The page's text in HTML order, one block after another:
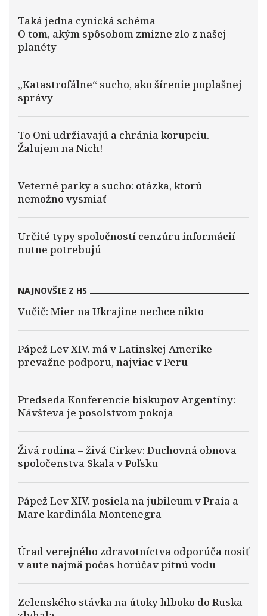
Taká jedna cynická schéma
O tom, akým spôsobom zmizne zlo z našej
planéty
„Katastrofálne“ sucho, ako šírenie poplašnej
správy
To Oni udržiavajú a chránia korupciu.
Žalujem na Nich!
Veterné parky a sucho: otázka, ktorú
nemožno vysmiať
Určité typy spoločností cenzúru informácií
nutne potrebujú
NAJNOVŠIE Z HS
Vučič: Mier na Ukrajine nechce nikto
Pápež Lev XIV. má v Latinskej Amerike
prevažne podporu, najviac v Peru
Predseda Konferencie biskupov Argentíny:
Návšteva je posolstvom pokoja
Živá rodina – živá Cirkev: Duchovná obnova
spoločenstva Skala v Poľsku
Pápež Lev XIV. posiela na jubileum v Praia a
Mare kardinála Montenegra
Úrad verejného zdravotníctva odporúča nosiť
v aute najmä počas horúčav pitnú vodu
Zelenského stávka na útoky hlboko do Ruska